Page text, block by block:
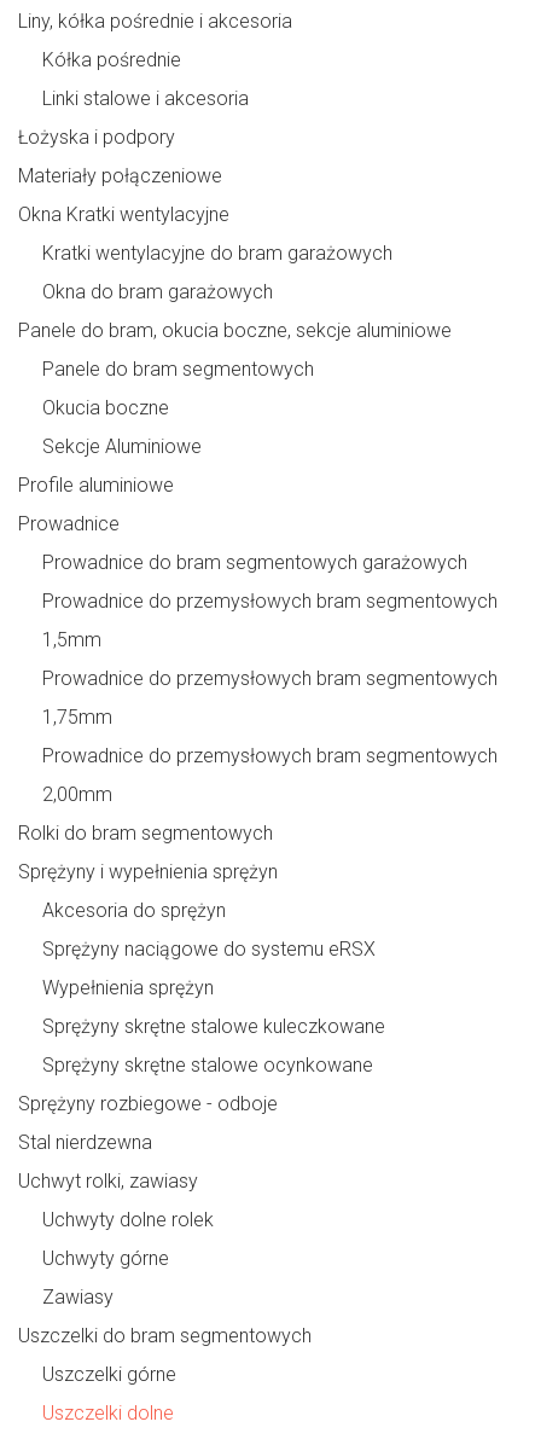
Liny, kółka pośrednie i akcesoria
Kółka pośrednie
Linki stalowe i akcesoria
Łożyska i podpory
Materiały połączeniowe
Okna Kratki wentylacyjne
Kratki wentylacyjne do bram garażowych
Okna do bram garażowych
Panele do bram, okucia boczne, sekcje aluminiowe
Panele do bram segmentowych
Okucia boczne
Sekcje Aluminiowe
Profile aluminiowe
Prowadnice
Prowadnice do bram segmentowych garażowych
Prowadnice do przemysłowych bram segmentowych
1,5mm
Prowadnice do przemysłowych bram segmentowych
1,75mm
Prowadnice do przemysłowych bram segmentowych
2,00mm
Rolki do bram segmentowych
Sprężyny i wypełnienia sprężyn
Akcesoria do sprężyn
Sprężyny naciągowe do systemu eRSX
Wypełnienia sprężyn
Sprężyny skrętne stalowe kuleczkowane
Sprężyny skrętne stalowe ocynkowane
Sprężyny rozbiegowe - odboje
Stal nierdzewna
Uchwyt rolki, zawiasy
Uchwyty dolne rolek
Uchwyty górne
Zawiasy
Uszczelki do bram segmentowych
Uszczelki górne
Uszczelki dolne